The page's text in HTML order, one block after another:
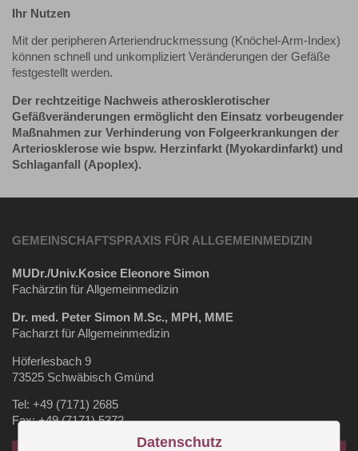
Ihr Nutzen
Mit der peripheren Arteriendruckmessung (Knöchel-Arm-Index)
können schnell und unkompliziert Veränderungen der Gefäße
festgestellt werden.
Der rechtzeitige Nachweis atherosklerotischer
Gefäßveränderungen ermöglicht den Einsatz vorbeugender
Maßnahmen zur Verhinderung von Folgeerkrankungen der
Arteriosklerose wie bspw. Herzinfarkt (Myokardinfarkt) und
Schlaganfall (Apoplex).
GEMEINSCHAFTSPRAXIS FÜR ALLGEMEINMEDIZIN
MUDr./Univ.Kosice Eleonore Simon
Fachärztin für Allgemeinmedizin
Dr. med. Peter Simon M.Sc., MPH, MME
Facharzt für Allgemeinmedizin
Höferlesbach 9
73525 Schwäbisch Gmünd
Tel: +49 (7171) 2685
Fax: +49 (7171) 5372
Datenschutz